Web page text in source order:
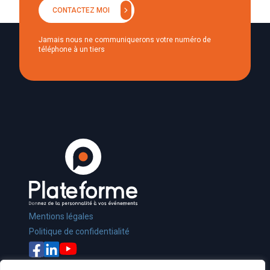
CONTACTEZ MOI chevron_right
Jamais nous ne communiquerons votre numéro de
téléphone à un tiers
Mentions légales
Politique de confidentialité